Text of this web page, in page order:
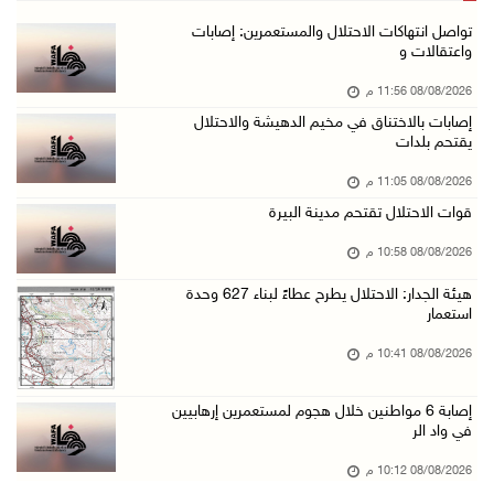
مستعمرون يهاجمون قرية أبو فلاح
مستعمرون يقتحمون بلدة بيت عور التحتا وقرية جل ...
08/آب/2026 06:39 م
الجامعة العربية الأمريكية تختتم فعاليات تخريج ...
08/آب/2026 05:52 م
تواصل انتهاكات الاحتلال والمستعمرين: إصابات
واعتقالات و
08/08/2026 11:56 م
إصابات بالاختناق في مخيم الدهيشة والاحتلال
يقتحم بلدات
08/08/2026 11:05 م
قوات الاحتلال تقتحم مدينة البيرة
08/08/2026 10:58 م
هيئة الجدار: الاحتلال يطرح عطاءً لبناء 627 وحدة
استعمار
08/08/2026 10:41 م
إصابة 6 مواطنين خلال هجوم لمستعمرين إرهابيين
في واد الر
08/08/2026 10:12 م